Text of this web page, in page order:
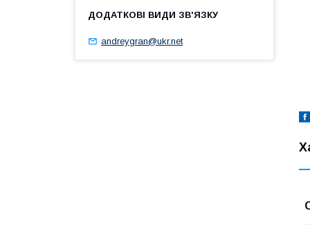
andreygran@ukr.net